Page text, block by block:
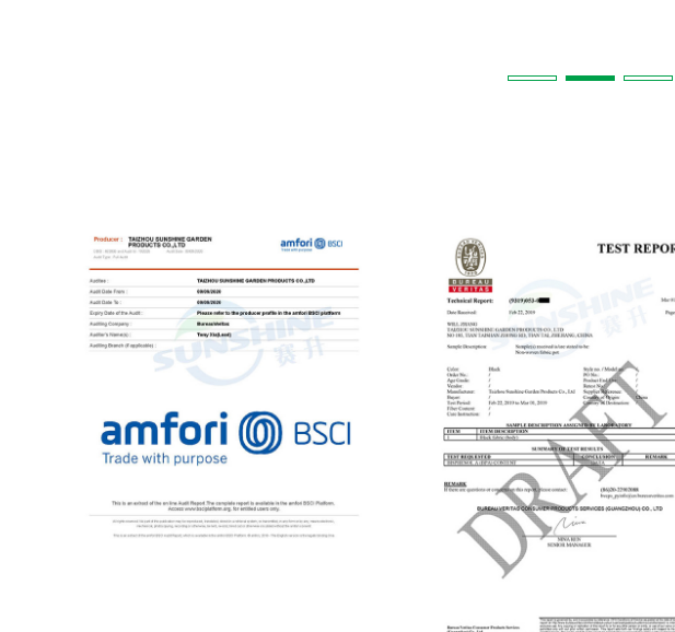
eines
seine
gegen
Schnee und
Gegensatz
nicht, reißt
ihn zu einer
Langzeitlagerung
erfordert im